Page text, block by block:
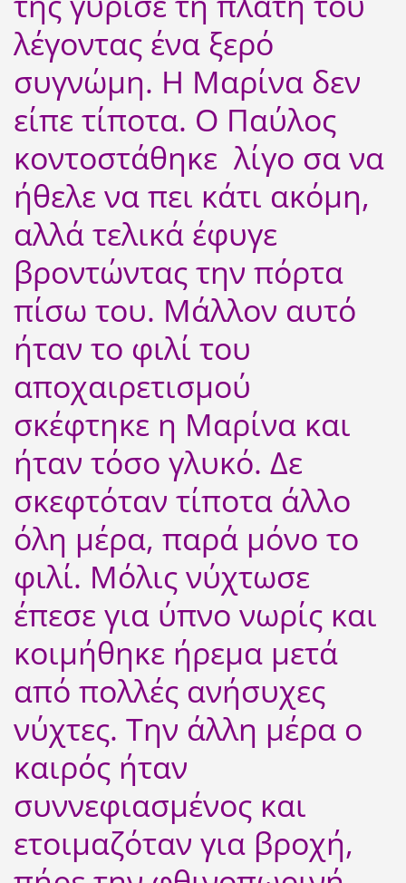
λέγοντας ένα ξερό
συγνώμη. Η Μαρίνα δεν
είπε τίποτα. Ο Παύλος
κοντοστάθηκε λίγο σα να
ήθελε να πει κάτι ακόμη,
αλλά τελικά έφυγε
βροντώντας την πόρτα
πίσω του. Μάλλον αυτό
ήταν το φιλί του
αποχαιρετισμού
σκέφτηκε η Μαρίνα και
ήταν τόσο γλυκό. Δε
σκεφτόταν τίποτα άλλο
όλη μέρα, παρά μόνο το
φιλί. Μόλις νύχτωσε
έπεσε για ύπνο νωρίς και
κοιμήθηκε ήρεμα μετά
από πολλές ανήσυχες
νύχτες. Την άλλη μέρα ο
καιρός ήταν
συννεφιασμένος και
ετοιμαζόταν για βροχή,